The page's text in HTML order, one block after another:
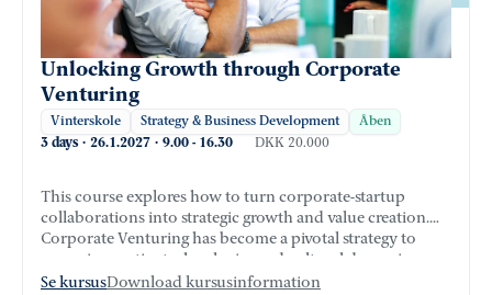
Unlocking Growth through Corporate
Venturing
Vinterskole Strategy & Business Development Åben
3 days · 26.1.2027 · 9.00 - 16.30 DKK 20.000
This course explores how to turn corporate-startup
collaborations into strategic growth and value creation.
Corporate Venturing has become a pivotal strategy to
access innovative technologies and cultural dynamism
that startups typify.
Se kursusDownload kursusinformation